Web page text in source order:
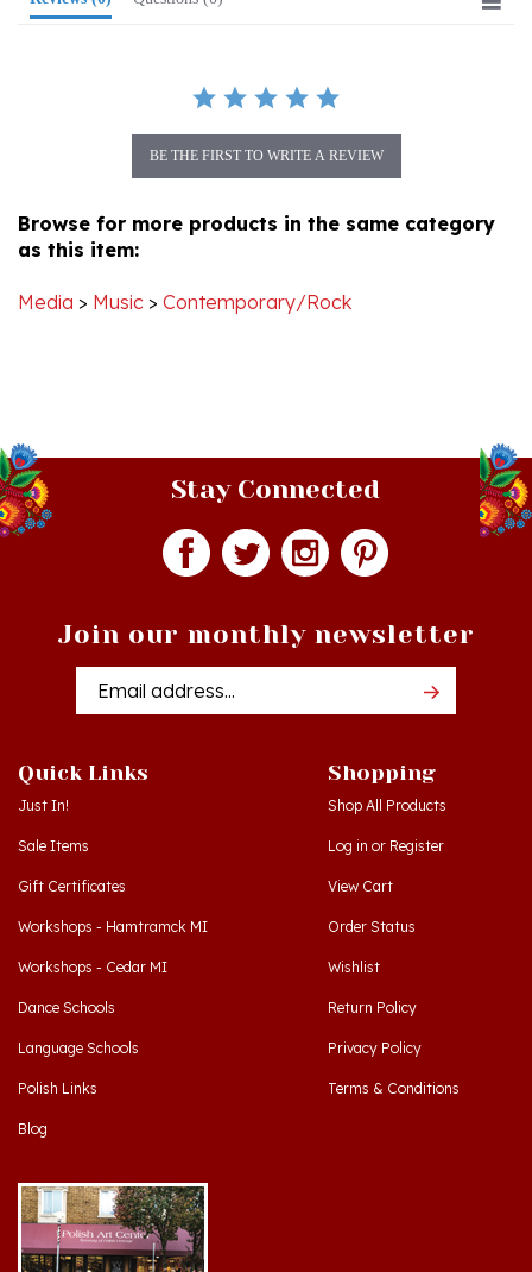
as this item:
Stay Connected
Email
Just In!
Sale Items
Gift Certificates
Workshops - Hamtramck MI
Workshops - Cedar MI
Dance Schools
Language Schools
Polish Links
Blog
Shop All Products
Log inorRegister
View Cart
Order Status
Wishlist
Return Policy
Privacy Policy
Terms & Conditions